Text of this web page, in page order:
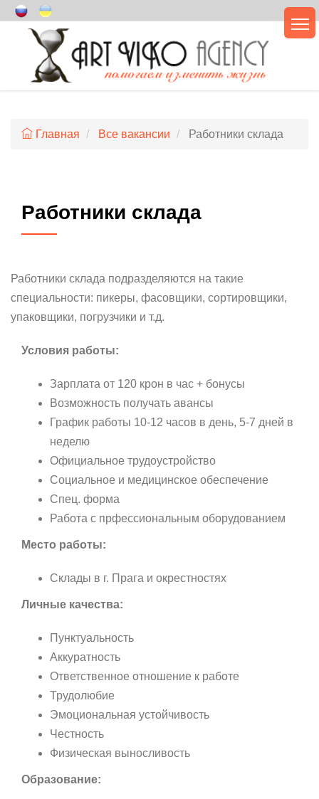
Главная Все вакансии Работники склада
Работники склада
Работники склада подразделяются на такие
специальности: пикеры, фасовщики, сортировщики,
упаковщики, погрузчики и т.д.
Условия работы:
Зарплата от 120 крон в час + бонусы
Возможность получать авансы
График работы 10-12 часов в день, 5-7 дней в
неделю
Официальное трудоустройство
Социальное и медицинское обеспечение
Спец. форма
Работа с прфессиональным оборудованием
Место работы:
Склады в г. Прага и окрестностях
Личные качества:
Пунктуальность
Аккуратность
Ответственное отношение к работе
Трудолюбие
Эмоциональная устойчивость
Честность
Физическая выносливость
Образование: